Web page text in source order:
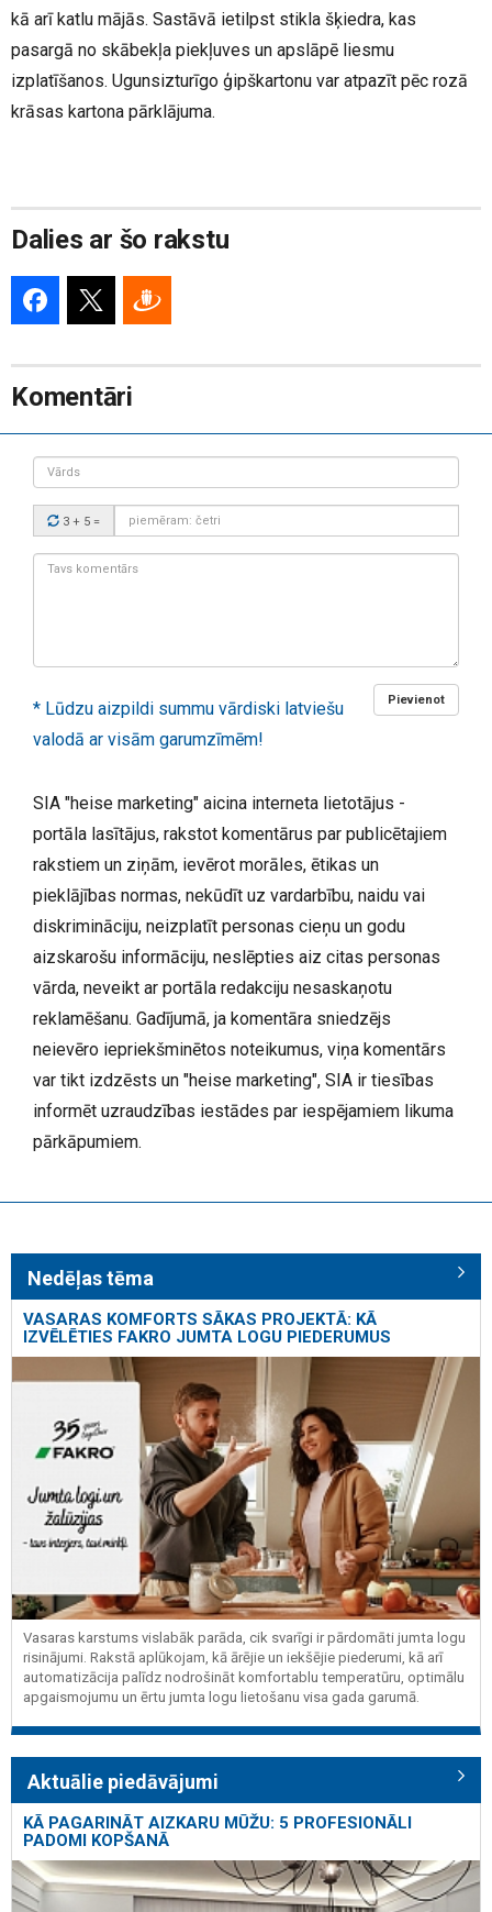
kā arī katlu mājās. Sastāvā ietilpst stikla šķiedra, kas
pasargā no skābekļa piekļuves un apslāpē liesmu
izplatīšanos. Ugunsizturīgo ģipškartonu var atpazīt pēc rozā
krāsas kartona pārklājuma.
Dalies ar šo rakstu
Komentāri
Vārds
Drošības
kods:
3 + 5 =
Tavs
Pievienot
* Lūdzu aizpildi summu vārdiski latviešu
valodā ar visām garumzīmēm!
SIA "heise marketing" aicina interneta lietotājus -
portāla lasītājus, rakstot komentārus par publicētajiem
rakstiem un ziņām, ievērot morāles, ētikas un
pieklājības normas, nekūdīt uz vardarbību, naidu vai
diskrimināciju, neizplatīt personas cieņu un godu
aizskarošu informāciju, neslēpties aiz citas personas
vārda, neveikt ar portāla redakciju nesaskaņotu
reklamēšanu. Gadījumā, ja komentāra sniedzējs
neievēro iepriekšminētos noteikumus, viņa komentārs
var tikt izdzēsts un "heise marketing", SIA ir tiesības
informēt uzraudzības iestādes par iespējamiem likuma
pārkāpumiem.
Nedēļas tēma
VASARAS KOMFORTS SĀKAS PROJEKTĀ: KĀ
IZVĒLĒTIES FAKRO JUMTA LOGU PIEDERUMUS
Vasaras karstums vislabāk parāda, cik svarīgi ir pārdomāti jumta logu
risinājumi. Rakstā aplūkojam, kā ārējie un iekšējie piederumi, kā arī
automatizācija palīdz nodrošināt komfortablu temperatūru, optimālu
apgaismojumu un ērtu jumta logu lietošanu visa gada garumā.
Aktuālie piedāvājumi
KĀ PAGARINĀT AIZKARU MŪŽU: 5 PROFESIONĀLI
PADOMI KOPŠANĀ